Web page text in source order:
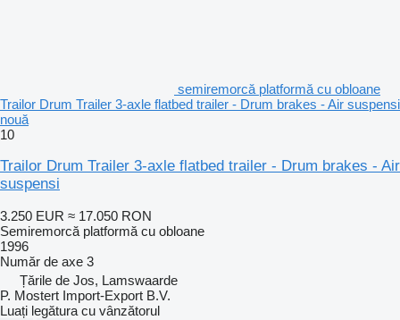
semiremorcă platformă cu obloane
Trailor Drum Trailer 3-axle flatbed trailer - Drum brakes - Air suspensi
nouă
10
Trailor Drum Trailer 3-axle flatbed trailer - Drum brakes - Air
suspensi
3.250 EUR ≈ 17.050 RON
Semiremorcă platformă cu obloane
1996
Număr de axe 3
Țările de Jos, Lamswaarde
P. Mostert Import-Export B.V.
Luați legătura cu vânzătorul